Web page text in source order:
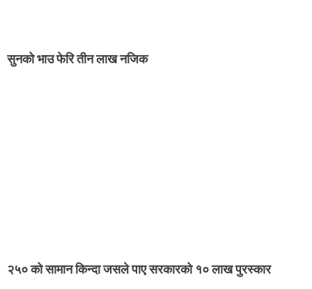
सुनको भाउ फेरि तीन लाख नजिक
२५० को सामान किन्दा जसले पाए सरकारको १० लाख पुरस्कार